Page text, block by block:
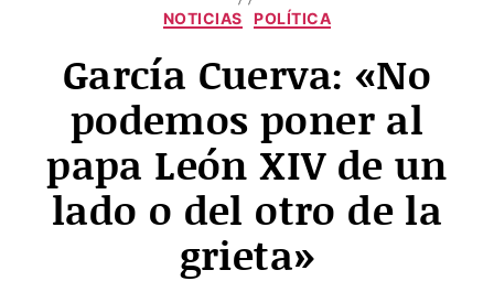
Categorías
NOTICIAS POLÍTICA
García Cuerva: «No
podemos poner al
papa León XIV de un
lado o del otro de la
grieta»